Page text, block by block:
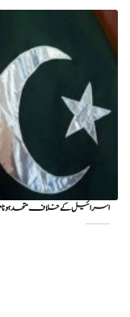
اسرائیل کے خلاف متحد ہونا